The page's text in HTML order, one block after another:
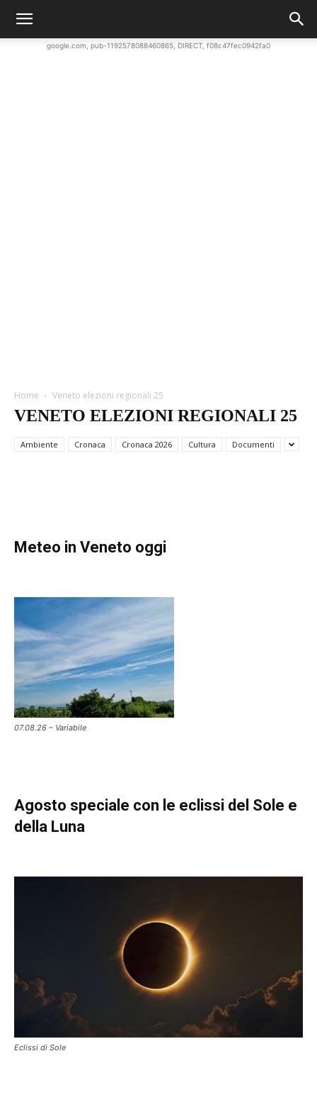
google.com, pub-1192578088460865, DIRECT, f08c47fec0942fa0
Home Veneto elezioni regionali 25
VENETO ELEZIONI REGIONALI 25
Ambiente Cronaca Cronaca 2026 Cultura Documenti
VENETO ELEZIONI REGIONALI 25
Meteo in Veneto oggi
07.08.26 – Variabile
Agosto speciale con le eclissi del Sole e
della Luna
Eclissi di Sole